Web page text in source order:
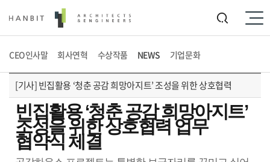
CEO인사말 회사연혁 수상작품 NEWS 기업문화
[기사] 빈집활용 ‘청춘 공감 희망아지트’ 조성을 위한 상호협력
빈집활용 ‘청춘 공감 희망아지트’
조성을 위한 상호협력 업무
협약식 체결